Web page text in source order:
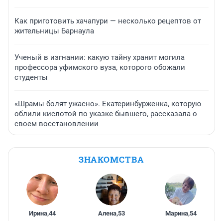
Как приготовить хачапури — несколько рецептов от
жительницы Барнаула
Ученый в изгнании: какую тайну хранит могила
профессора уфимского вуза, которого обожали
студенты
«Шрамы болят ужасно». Екатеринбурженка, которую
облили кислотой по указке бывшего, рассказала о
своем восстановлении
ЗНАКОМСТВА
Ирина,44 Алена,53 Марина,54